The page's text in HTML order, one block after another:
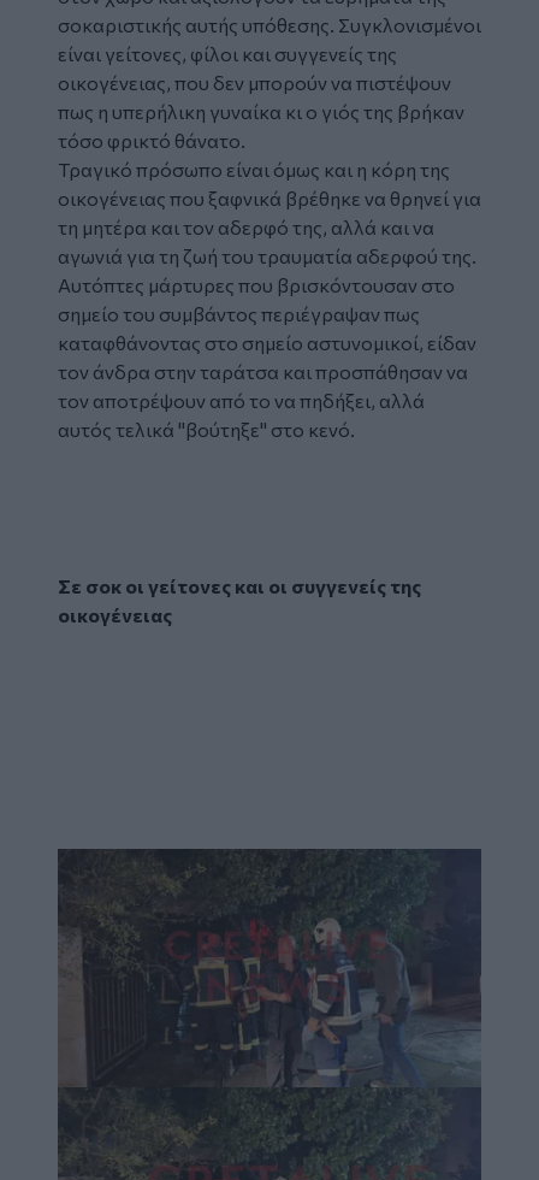
σοκαριστικής αυτής υπόθεσης. Συγκλονισμένοι
είναι γείτονες, φίλοι και συγγενείς της
οικογένειας, που δεν μπορούν να πιστέψουν
πως η υπερήλικη γυναίκα κι ο γιός της βρήκαν
τόσο φρικτό θάνατο.
Τραγικό πρόσωπο είναι όμως και η κόρη της
οικογένειας που ξαφνικά βρέθηκε να θρηνεί για
τη μητέρα και τον αδερφό της, αλλά και να
αγωνιά για τη ζωή του τραυματία αδερφού της.
Αυτόπτες μάρτυρες που βρισκόντουσαν στο
σημείο του συμβάντος περιέγραψαν πως
καταφθάνοντας στο σημείο αστυνομικοί, είδαν
τον άνδρα στην ταράτσα και προσπάθησαν να
τον αποτρέψουν από το να πηδήξει, αλλά
αυτός τελικά "βούτηξε" στο κενό.
Σε σοκ οι γείτονες και οι συγγενείς της
οικογένειας
Image